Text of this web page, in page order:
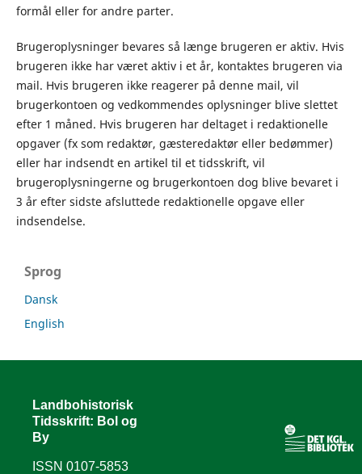
formål eller for andre parter.
Brugeroplysninger bevares så længe brugeren er aktiv. Hvis
brugeren ikke har været aktiv i et år, kontaktes brugeren via
mail. Hvis brugeren ikke reagerer på denne mail, vil
brugerkontoen og vedkommendes oplysninger blive slettet
efter 1 måned. Hvis brugeren har deltaget i redaktionelle
opgaver (fx som redaktør, gæsteredaktør eller bedømmer)
eller har indsendt en artikel til et tidsskrift, vil
brugeroplysningerne og brugerkontoen dog blive bevaret i
3 år efter sidste afsluttede redaktionelle opgave eller
indsendelse.
Sprog
Dansk
English
Landbohistorisk
Tidsskrift: Bol og
By
ISSN 0107-5853